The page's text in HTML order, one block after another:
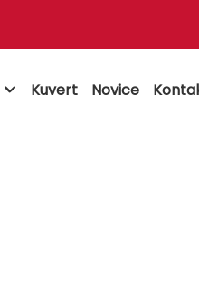
 Kuvert Novice